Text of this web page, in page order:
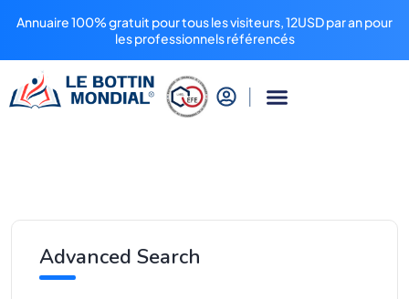
Annuaire 100% gratuit pour tous les visiteurs, 12USD par an pour
les professionnels référencés
Advanced Search